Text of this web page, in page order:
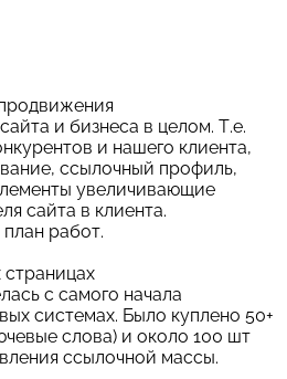
и бизнеса в целом. Т.е.
и нашего клиента,
ссылочный профиль,
увеличивающие
сайта в клиента.
работ.
страницах
с самого начала
системах. Было куплено 50+
слова) и около 100 шт
ссылочной массы.